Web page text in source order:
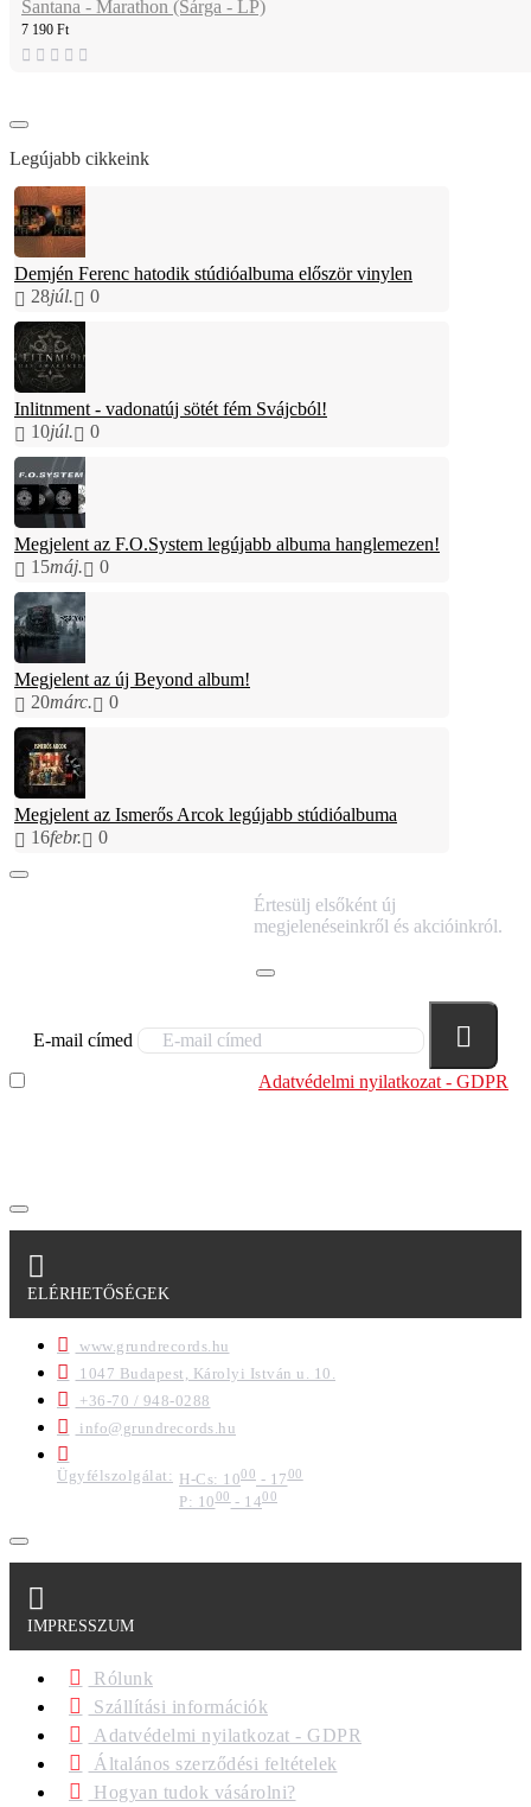
Santana - Marathon (Sárga - LP)
7 190 Ft
Legújabb cikkeink
Demjén Ferenc hatodik stúdióalbuma először vinylen
28júl. 0
Inlitnment - vadonatúj sötét fém Svájcból!
10júl. 0
Megjelent az F.O.System legújabb albuma hanglemezen!
15máj. 0
Megjelent az új Beyond album!
20márc. 0
Megjelent az Ismerős Arcok legújabb stúdióalbuma
16febr. 0
Értesülj elsőként új
megjelenéseinkről és akcióinkról.
E-mail címed
Adatvédelmi nyilatkozat - GDPR
ELÉRHETŐSÉGEK
www.grundrecords.hu
1047 Budapest, Károlyi István u. 10.
+36-70 / 948-0288
info@grundrecords.hu
Ügyfélszolgálat: H-Cs: 1000 - 1700
P: 1000- 1400
IMPRESSZUM
Rólunk
Szállítási információk
Adatvédelmi nyilatkozat - GDPR
Általános szerződési feltételek
Hogyan tudok vásárolni?